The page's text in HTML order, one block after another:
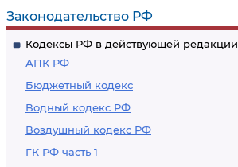
Законодательство РФ
Кодексы РФ в действующей редакции
АПК РФ
Бюджетный кодекс
Водный кодекс РФ
Воздушный кодекс РФ
ГК РФ часть 1